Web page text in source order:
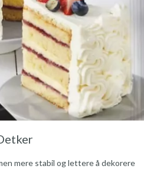
mere stabil og lettere å dekorere